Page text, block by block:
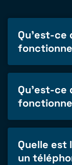
Qu'est-ce
Qu'est-ce
Quelle est
un